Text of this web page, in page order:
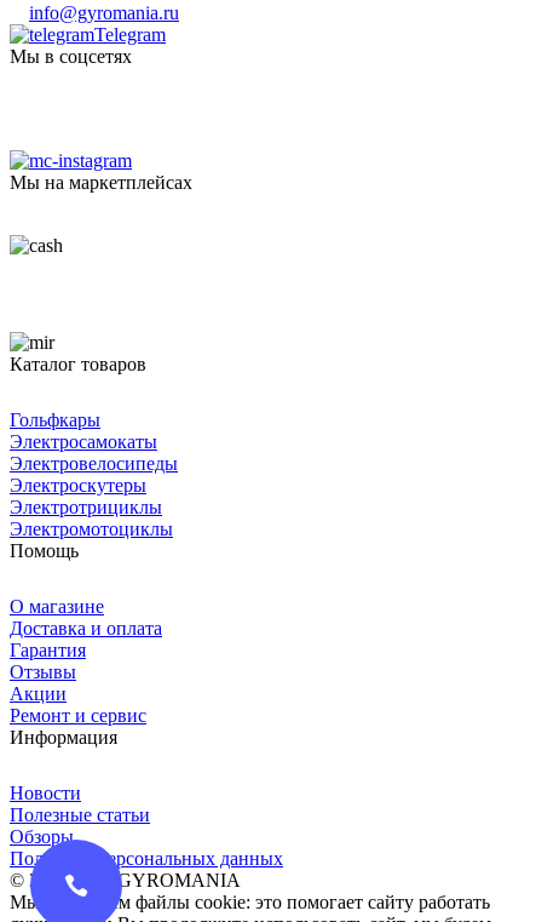
info@gyromania.ru
Telegram
Мы в соцсетях
Мы на маркетплейсах
Каталог товаров
Гольфкары
Электросамокаты
Электровелосипеды
Электроскутеры
Электротрициклы
Электромотоциклы
Помощь
О магазине
Доставка и оплата
Гарантия
Отзывы
Акции
Ремонт и сервис
Информация
Новости
Полезные статьи
Обзоры
Политика персональных данных
© 2016-2026 GYROMANIA
Мы сохраняем файлы cookie: это помогает сайту работать